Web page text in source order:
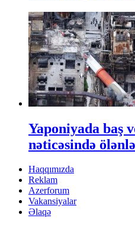
Yaponiyada baş
nəticəsində
Haqqımızda
Reklam
Azerforum
Vakansiyalar
Əlaqə